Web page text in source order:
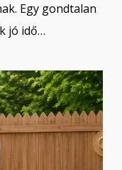
Egy gondtalan
jó idő…